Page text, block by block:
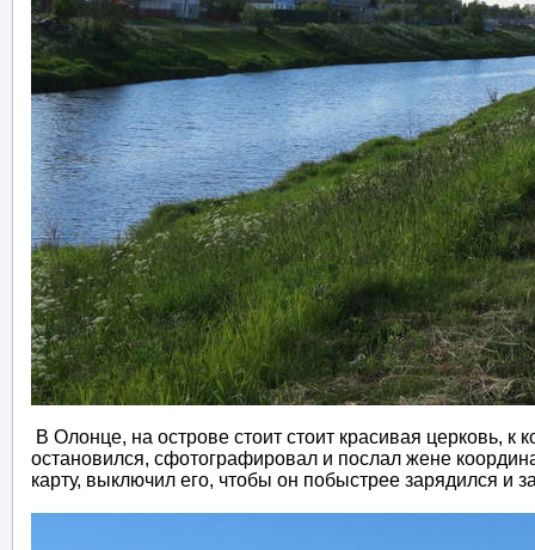
В Олонце, на острове стоит стоит красивая церковь,
остановился, сфотографировал и послал жене
карту, выключил его, чтобы он побыстрее зарядился и